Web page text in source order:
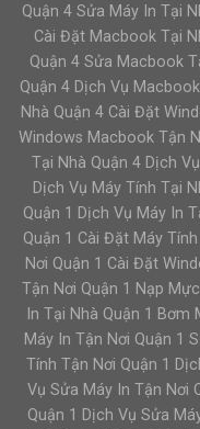
Quận 4 Sửa Máy In Tại
Cài Đặt Macbook Tại
Quận 4 Sửa Macbook
Quận 4 Dịch Vụ
Nhà Quận 4 Cài Đặt
Windows Macbook Tận
Tại Nhà Quận 4 Dịch
Dịch Vụ Máy Tính Tại
Quận 1 Dịch Vụ Máy In
Quận 1 Cài Đặt Máy
Nơi Quận 1 Cài Đặt
Tận Nơi Quận 1 Nạp
In Tại Nhà Quận 1
Máy In Tận Nơi Quận 1
Tính Tận Nơi Quận 1
Vụ Sửa Máy In Tận Nơi
Quận 1 Dịch Vụ Sửa